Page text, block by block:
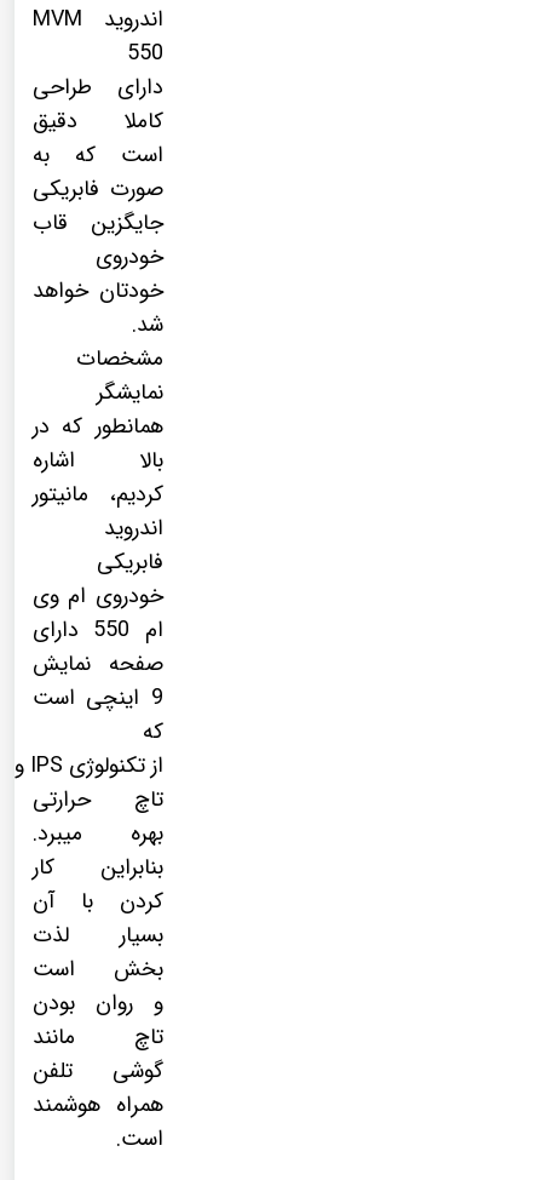
اندروید MVM
550
دارای طراحی
کاملا دقیق
است که به
صورت فابریکی
جایگزین قاب
خودروی
خودتان خواهد
شد.
مشخصات
نمایشگر
همانطور که در
بالا اشاره
کردیم، مانیتور
اندروید
فابریکی
خودروی ام وی
ام 550 دارای
صفحه نمایش
9 اینچی است
که
از تکنولوژی IPS و
تاچ حرارتی
بهره میبرد.
بنابراین کار
کردن با آن
بسیار لذت
بخش است
و روان بودن
تاچ مانند
گوشی تلفن
همراه هوشمند
است.